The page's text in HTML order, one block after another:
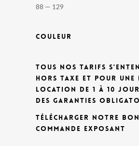
88 — 129
COULEUR
TOUS NOS TARIFS
HORS TAXE ET POUR UNE
LOCATION DE 1 À 10
DES GARANTIES
TÉLÉCHARGER NOTRE
COMMANDE EXPOSANT